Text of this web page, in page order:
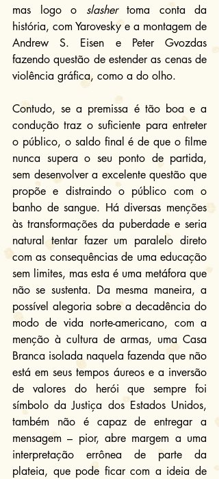
mas logo o slasher toma conta da
história, com Yarovesky e a montagem de
Andrew S. Eisen e Peter Gvozdas
fazendo questão de estender as cenas de
violência gráfica, como a do olho.
Contudo, se a premissa é tão boa e a
condução traz o suficiente para entreter
o público, o saldo final é de que o filme
nunca supera o seu ponto de partida,
sem desenvolver a excelente questão que
propõe e distraindo o público com o
banho de sangue. Há diversas menções
às transformações da puberdade e seria
natural tentar fazer um paralelo direto
com as consequências de uma educação
sem limites, mas esta é uma metáfora que
não se sustenta. Da mesma maneira, a
possível alegoria sobre a decadência do
modo de vida norte-americano, com a
menção à cultura de armas, uma Casa
Branca isolada naquela fazenda que não
está em seus tempos áureos e a inversão
de valores do herói que sempre foi
símbolo da Justiça dos Estados Unidos,
também não é capaz de entregar a
mensagem – pior, abre margem a uma
interpretação errônea de parte da
plateia, que pode ficar com a ideia de